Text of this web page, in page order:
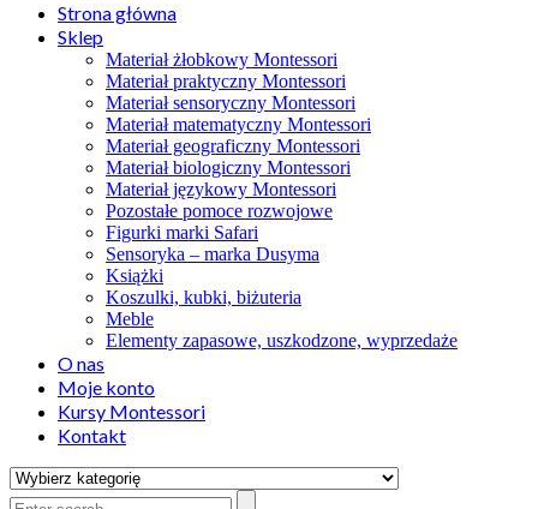
Strona główna
Sklep
Materiał żłobkowy Montessori
Materiał praktyczny Montessori
Materiał sensoryczny Montessori
Materiał matematyczny Montessori
Materiał geograficzny Montessori
Materiał biologiczny Montessori
Materiał językowy Montessori
Pozostałe pomoce rozwojowe
Figurki marki Safari
Sensoryka – marka Dusyma
Książki
Koszulki, kubki, biżuteria
Meble
Elementy zapasowe, uszkodzone, wyprzedaże
O nas
Moje konto
Kursy Montessori
Kontakt